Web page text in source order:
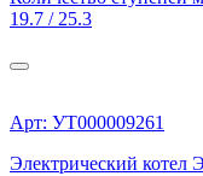
19.7 / 25.3
Арт: УТ000009261
Электрический